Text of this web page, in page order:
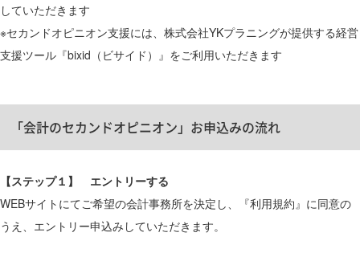
していただきます​
※セカンドオピニオン支援には、株式会社YKプラニングが提供する経営
支援ツール『bixid（ビサイド）』をご利用いただきます​
「会計のセカンドオピニオン」お申込みの流れ
【ステップ１】 エントリーする
WEBサイトにてご希望の会計事務所を決定し、『利用規約』に同意の
うえ、エントリー申込みしていただきます。​